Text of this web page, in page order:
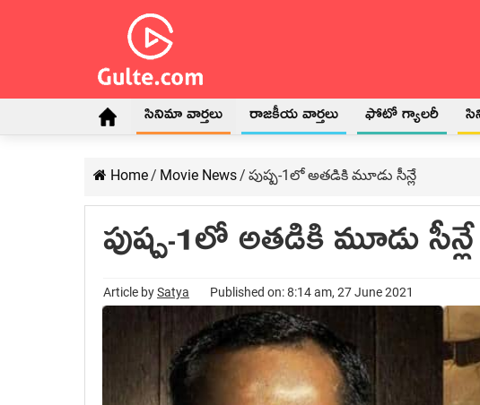
సినిమా వార్తలు రాజకీయ వార్తలు ఫోటో గ్యాలరీ
Home/ Movie News/ పుష్ప‌-1లో అత‌డికి మూడు సీన్లే
పుష్ప‌-1లో అత‌డికి మూడు సీన్లే
Article bySatya Published on: 8:14 am, 27 June 2021